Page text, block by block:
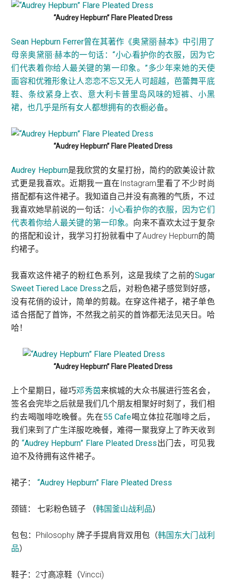
“Audrey Hepburn” Flare Pleated Dress
Sean Hepburn Ferrer曾在其著作《奥黛丽·赫本》中引用了
母亲奥黛丽·赫本的一句话：“小心看护你的衣服，因为它
们代表着你给人最关键的第一印象。”多少年来她的天使
面容和优雅形象让人恋恋不忘又无人可超越，芭蕾舞平底
鞋、条纹紧身上衣、意大利卡普里岛风味的短裤、小黑
裙，也几乎是所有女人都想拥有的衣橱必备。
“Audrey Hepburn” Flare Pleated Dress
Audrey Hepburn是我欣赏的女星打扮，简约的欧美设计款
式更是我喜欢。近期我一直在Instagram里看了不少时尚
搭配都有这件裙子。我知道自己并没有高雅的气质，不过
我喜欢她早前说的一句话： 小心看护你的衣服，因为它们
代表着你给人最关键的第一印象。 向来不喜欢太过于复杂
的搭配和设计，我学习打扮就看中了Audrey Hepburn的简
约裙子。
我喜欢这件裙子的粉红色系列，这是我续了之前的Sugar
Sweet Tiered Lace Dress之后，对粉色裙子感觉到好感，
没有花俏的设计，简单的剪裁。在穿这件裙子，裙子单色
适合搭配了首饰，不然我之前买的首饰都无法见天日。哈
哈！
“Audrey Hepburn” Flare Pleated Dress
上个星期日，碰巧邓秀茵来槟城的大众书展进行签名会，
签名会完毕之后就是我们几个朋友相聚好时刻了，我们相
约去喝咖啡吃晚餐。先在55 Cafe喝立体拉花咖啡之后，
我们来到了广生洋服吃晚餐，难得一聚我穿上了昨天收到
的“Audrey Hepburn” Flare Pleated Dress出门去，可见我
迫不及待拥有这件裙子。
裙子：“Audrey Hepburn” Flare Pleated Dress
颈链： 七彩粉色链子 （韩国釜山战利品）
包包：Philosophy 牌子手提肩背双用包（韩国东大门战利
品）
鞋子：2寸高凉鞋（Vincci)